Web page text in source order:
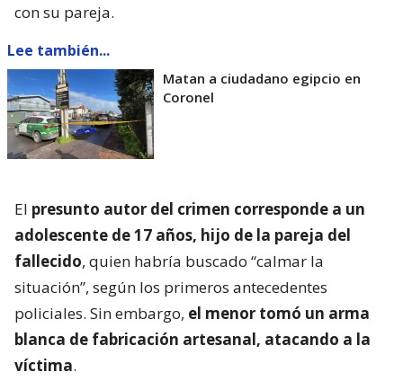
con su pareja.
Lee también...
Matan a ciudadano egipcio en
Coronel
El presunto autor del crimen corresponde a un
adolescente de 17 años, hijo de la pareja del
fallecido, quien habría buscado “calmar la
situación”, según los primeros antecedentes
policiales. Sin embargo, el menor tomó un arma
blanca de fabricación artesanal, atacando a la
víctima.